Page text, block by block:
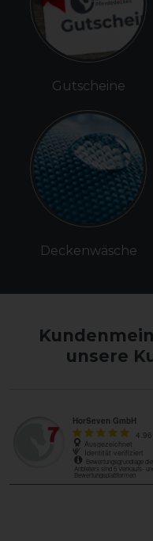
Gutscheine
Deckenwäsche
unsere